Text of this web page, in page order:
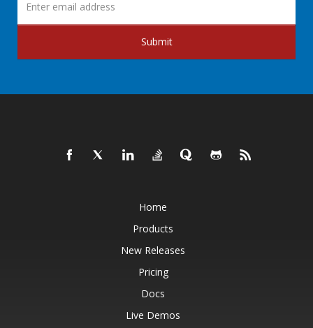
Submit
Home
Products
New Releases
Pricing
Docs
Live Demos